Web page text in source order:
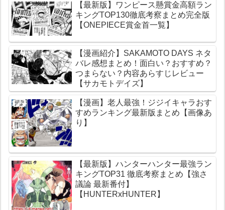
【最新版】ワンピース懸賞金高額ラン
キングTOP130徹底考察まとめ完全版
【ONEPIECE賞金首一覧】
【漫画紹介】SAKAMOTO DAYS ネタ
バレ感想まとめ！面白い？おすすめ？
つまらない？内容あらすじレビュー
【サカモトデイズ】
【漫画】老人最強！ジジイキャラおす
すめランキング最新版まとめ【画像あ
り】
【最新版】ハンターハンター最強ラン
キングTOP31 徹底考察まとめ【強さ
議論 最新番付】
【HUNTERxHUNTER】